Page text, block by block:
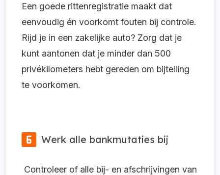
Een goede rittenregistratie maakt dat
eenvoudig én voorkomt fouten bij controle.
Rijd je in een zakelijke auto? Zorg dat je
kunt aantonen dat je minder dan 500
privékilometers hebt gereden om bijtelling
te voorkomen.
Werk alle bankmutaties bij
Controleer of alle bij- en afschrijvingen van